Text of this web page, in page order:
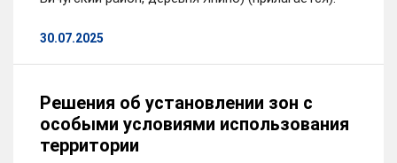
30.07.2025
Решения об установлении зон с
особыми условиями использования
территории